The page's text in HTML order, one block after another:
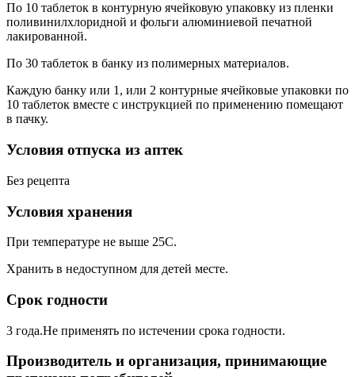
По 10 таблеток в контурную ячейковую упаковку из пленки
поливинилхлоридной и фольги алюминиевой печатной
лакированной.
По 30 таблеток в банку из полимерных материалов.
Каждую банку или 1, или 2 контурные ячейковые упаковки по
10 таблеток вместе с инструкцией по применению помещают
в пачку.
Условия отпуска из аптек
Без рецепта
Условия хранения
При температуре не выше 25С.
Хранить в недоступном для детей месте.
Срок годности
3 года.Не применять по истечении срока годности.
Производитель и организация, принимающие